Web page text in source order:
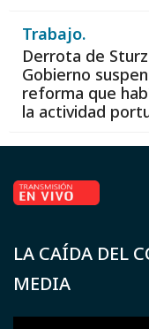
Trabajo.
Derrota de
Gobierno
reforma que
la actividad
LA CAÍDA DEL
MEDIA